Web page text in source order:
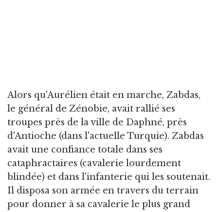
Alors qu'Aurélien était en marche, Zabdas,
le général de Zénobie, avait rallié ses
troupes près de la ville de Daphné, près
d'Antioche (dans l'actuelle Turquie). Zabdas
avait une confiance totale dans ses
cataphractaires (cavalerie lourdement
blindée) et dans l'infanterie qui les soutenait.
Il disposa son armée en travers du terrain
pour donner à sa cavalerie le plus grand